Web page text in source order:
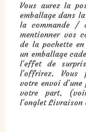
Vous aurez la
emballage dans
la commande /
mentionner vos
de la pochette
un emballage
l’effet de
l’offrirez. Vous
votre envoi
votre part.
l’onglet Livraison